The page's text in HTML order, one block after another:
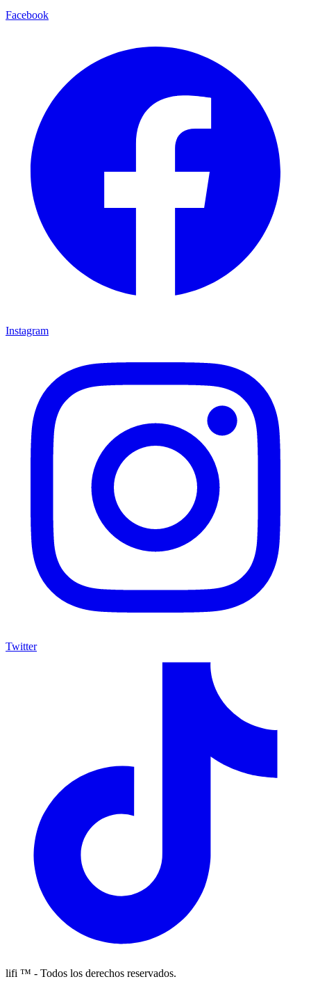
Facebook
Instagram
Twitter
lifi ™ - Todos los derechos reservados.